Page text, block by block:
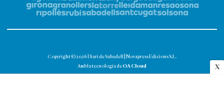
X
Copyright © 2026 Diari de Sabadell | Novapress Edicions S.L.
Amb la tecnologia de OA Cloud